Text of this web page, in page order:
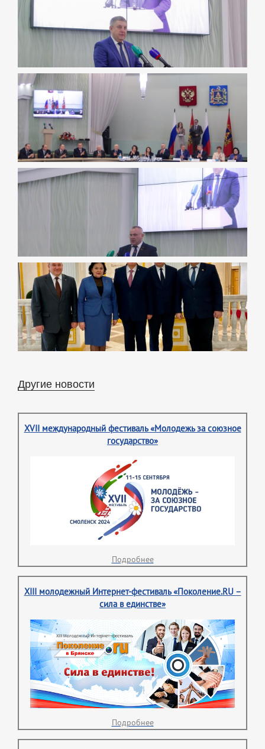
Другие новости
XVII международный фестиваль «Молодежь за союзное
государство»
Подробнее
XIII молодежный Интернет-фестиваль «Поколение.RU –
сила в единстве»
Подробнее